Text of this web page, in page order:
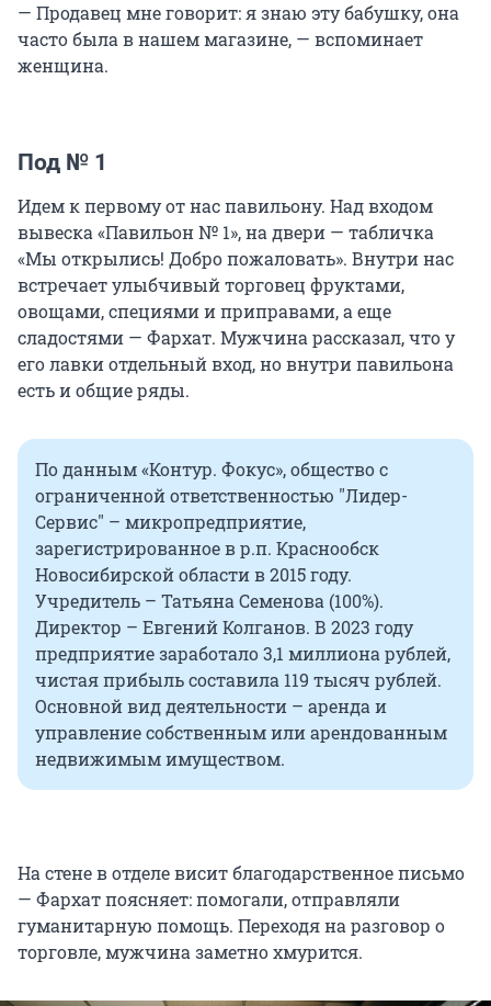
— Продавец мне говорит: я знаю эту бабушку, она
часто была в нашем магазине, — вспоминает
женщина.
Под № 1
Идем к первому от нас павильону. Над входом
вывеска «Павильон № 1», на двери — табличка
«Мы открылись! Добро пожаловать». Внутри нас
встречает улыбчивый торговец фруктами,
овощами, специями и приправами, а еще
сладостями — Фархат. Мужчина рассказал, что у
его лавки отдельный вход, но внутри павильона
есть и общие ряды.
По данным «Контур. Фокус», общество с
ограниченной ответственностью "Лидер-
Сервис" – микропредприятие,
зарегистрированное в р.п. Краснообск
Новосибирской области в 2015 году.
Учредитель – Татьяна Семенова (100%).
Директор – Евгений Колганов. В 2023 году
предприятие заработало 3,1 миллиона рублей,
чистая прибыль составила 119 тысяч рублей.
Основной вид деятельности – аренда и
управление собственным или арендованным
недвижимым имуществом.
На стене в отделе висит благодарственное письмо
— Фархат поясняет: помогали, отправляли
гуманитарную помощь. Переходя на разговор о
торговле, мужчина заметно хмурится.